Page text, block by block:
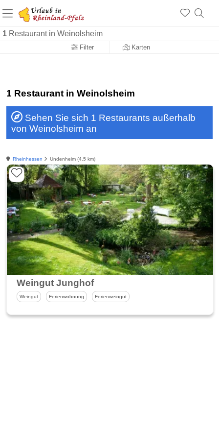
1 Restaurant in Weinolsheim
Filter Karten
+1.500 Unterkünfte in Rheinland-Pfalz
+1.000 Sehenswürdigkeiten
1 Restaurant in Weinolsheim
Sehen Sie sich 1 Restaurants außerhalb
von Weinolsheim an
Rheinhessen Undenheim (4.5 km)
Weingut Junghof
Weingut Ferienwohnung Ferienweingut